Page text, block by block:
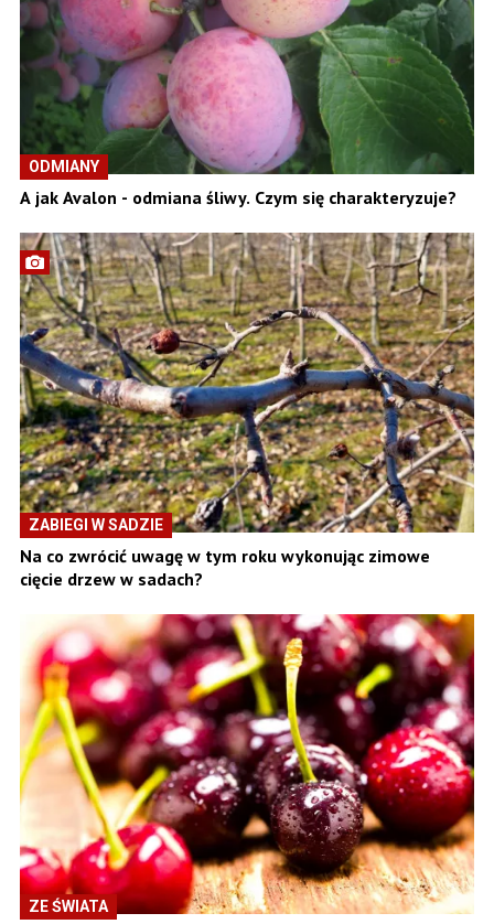
ODMIANY
A jak Avalon - odmiana śliwy. Czym się charakteryzuje?
ZABIEGI W SADZIE
Na co zwrócić uwagę w tym roku wykonując zimowe
cięcie drzew w sadach?
ZE ŚWIATA